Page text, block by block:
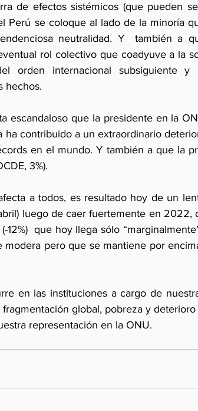
de efectos sistémicos (que pueden
Perú se coloque al lado de la minoría
neutralidad. Y  también a
rol colectivo que coadyuve a la
orden internacional subsiguiente
hechos.
escandaloso que la presidente en la
ha contribuido a un extraordinario
en el mundo. Y también a que la
3%).
a todos, es resultado hoy de un
luego de caer fuertemente en
12%)  que hoy llega sólo
modera pero que se mantiene por
en las instituciones a cargo de
global, pobreza y
representación en la ONU.